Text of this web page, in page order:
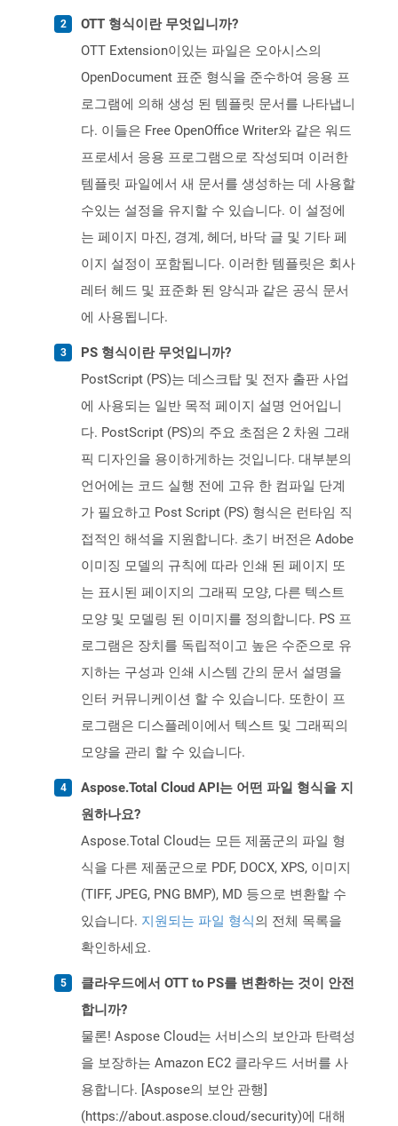
OTT 형식이란 무엇입니까?
OTT Extension이있는 파일은 오아시스의
OpenDocument 표준 형식을 준수하여 응용 프
로그램에 의해 생성 된 템플릿 문서를 나타냅니
다. 이들은 Free OpenOffice Writer와 같은 워드
프로세서 응용 프로그램으로 작성되며 이러한
템플릿 파일에서 새 문서를 생성하는 데 사용할
수있는 설정을 유지할 수 있습니다. 이 설정에
는 페이지 마진, 경계, 헤더, 바닥 글 및 기타 페
이지 설정이 포함됩니다. 이러한 템플릿은 회사
레터 헤드 및 표준화 된 양식과 같은 공식 문서
에 사용됩니다.
PS 형식이란 무엇입니까?
PostScript (PS)는 데스크탑 및 전자 출판 사업
에 사용되는 일반 목적 페이지 설명 언어입니
다. PostScript (PS)의 주요 초점은 2 차원 그래
픽 디자인을 용이하게하는 것입니다. 대부분의
언어에는 코드 실행 전에 고유 한 컴파일 단계
가 필요하고 Post Script (PS) 형식은 런타임 직
접적인 해석을 지원합니다. 초기 버전은 Adobe
이미징 모델의 규칙에 따라 인쇄 된 페이지 또
는 표시된 페이지의 그래픽 모양, 다른 텍스트
모양 및 모델링 된 이미지를 정의합니다. PS 프
로그램은 장치를 독립적이고 높은 수준으로 유
지하는 구성과 인쇄 시스템 간의 문서 설명을
인터 커뮤니케이션 할 수 있습니다. 또한이 프
로그램은 디스플레이에서 텍스트 및 그래픽의
모양을 관리 할 수 ​​있습니다.
Aspose.Total Cloud API는 어떤 파일 형식을 지
원하나요?
Aspose.Total Cloud는 모든 제품군의 파일 형
식을 다른 제품군으로 PDF, DOCX, XPS, 이미지
(TIFF, JPEG, PNG BMP), MD 등으로 변환할 수
있습니다. 지원되는 파일 형식의 전체 목록을
확인하세요.
클라우드에서 OTT to PS를 변환하는 것이 안전
합니까?
물론! Aspose Cloud는 서비스의 보안과 탄력성
을 보장하는 Amazon EC2 클라우드 서버를 사
용합니다. [Aspose의 보안 관행]
(https://about.aspose.cloud/security)에 대해